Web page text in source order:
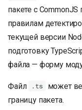
пакете с
правилам
текущей версии
подготовку
файла — форму
Файл .ts
может
границу пакета.